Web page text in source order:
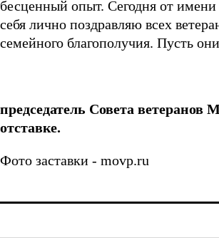
бесценный опыт. Сегодня от
себя лично поздравляю всех
семейного благополучия. Пусть
председатель Совета
отставке.
Фото заставки - movp.ru